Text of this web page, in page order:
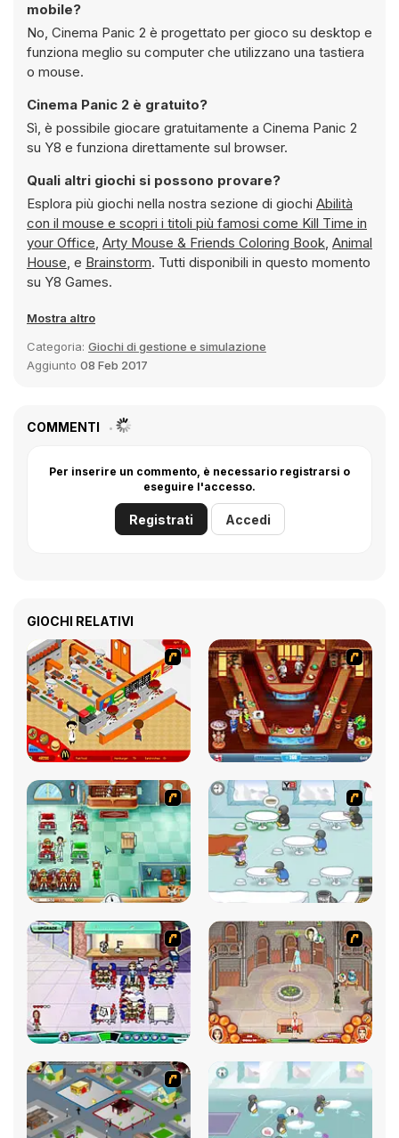
mobile?
No, Cinema Panic 2 è progettato per gioco su desktop e
funziona meglio su computer che utilizzano una tastiera
o mouse.
Cinema Panic 2 è gratuito?
Sì, è possibile giocare gratuitamente a Cinema Panic 2
su Y8 e funziona direttamente sul browser.
Quali altri giochi si possono provare?
Esplora più giochi nella nostra sezione di giochi Abilità
con il mouse e scopri i titoli più famosi come Kill Time in
your Office, Arty Mouse & Friends Coloring Book, Animal
House, e Brainstorm. Tutti disponibili in questo momento
su Y8 Games.
Mostra altro
Categoria: Giochi di gestione e simulazione
Aggiunto 08 Feb 2017
COMMENTI
Per inserire un commento, è necessario registrarsi o
eseguire l'accesso.
Registrati Accedi
GIOCHI RELATIVI